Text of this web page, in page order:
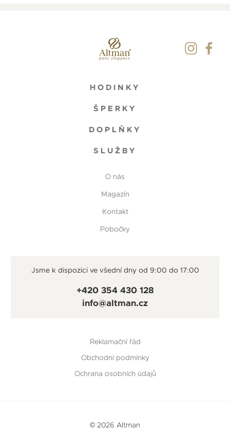
HODINKY
ŠPERKY
DOPLŇKY
SLUŽBY
O nás
Magazín
Kontakt
Pobočky
Jsme k dispozici ve všední dny od 9:00 do 17:00
+420 354 430 128
info@altman.cz
Reklamační řád
Obchodní podmínky
Ochrana osobních údajů
© 2026 Altman